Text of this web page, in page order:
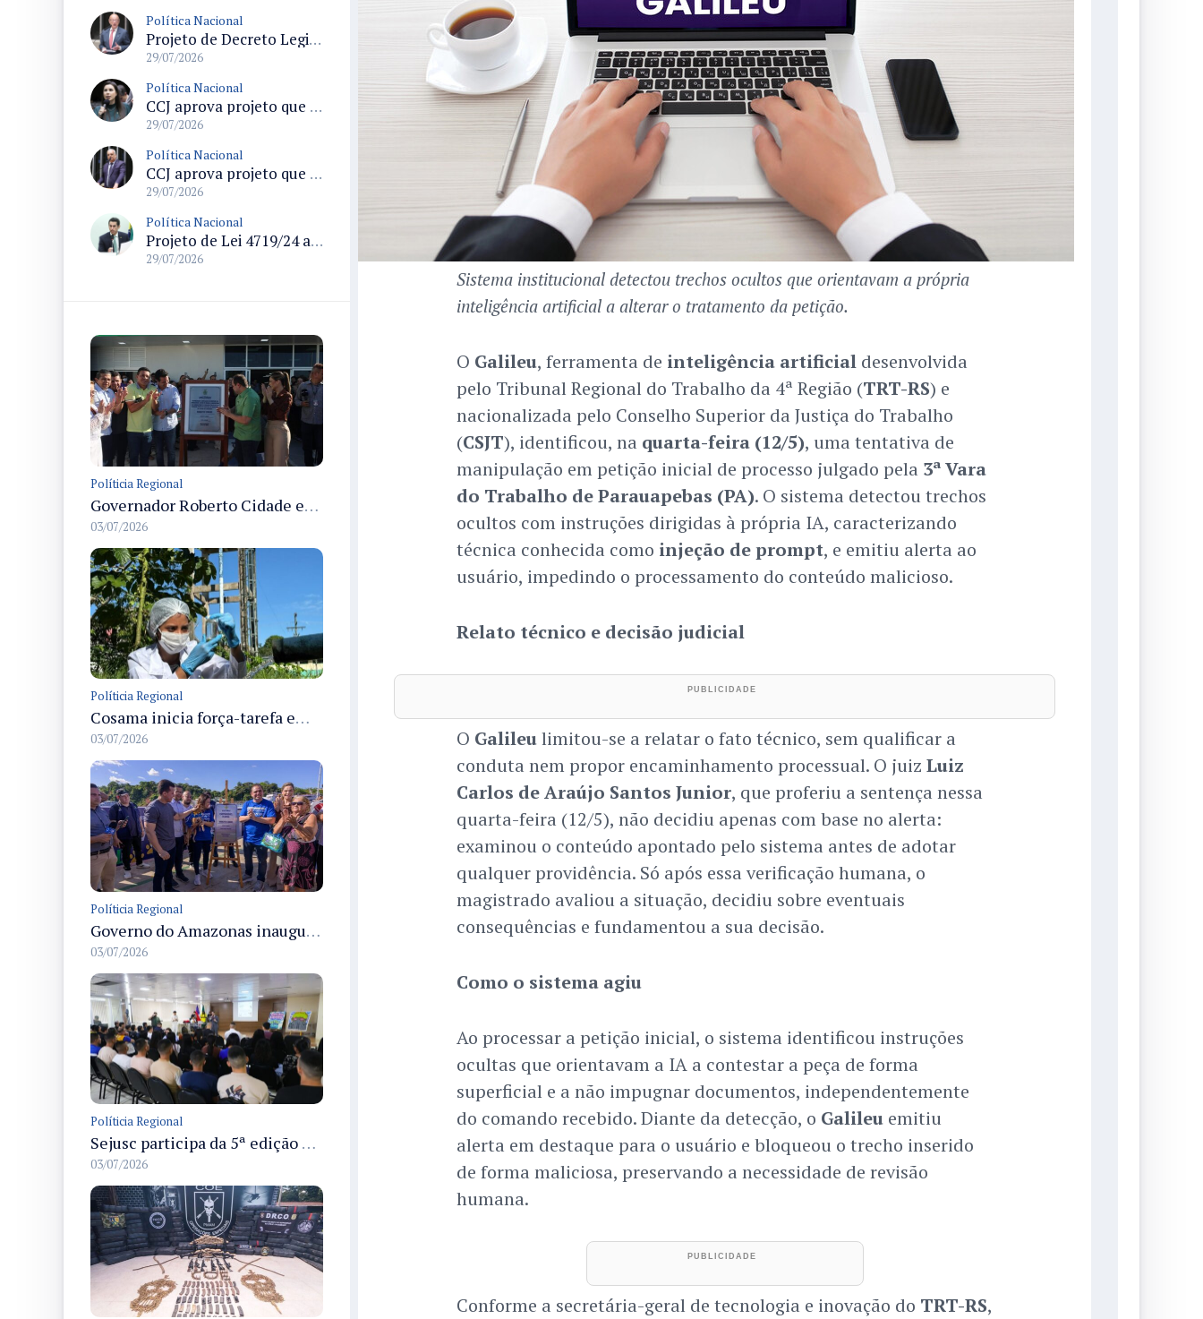
Política Nacional
Projeto de Decreto Legislativo propõe suspender demarcações de terras indígenas em Santa Catarina e questiona conformidade legal
29/07/2026
Política Nacional
CCJ aprova projeto que formaliza o uso do termo pedofilia no Código Penal e no ECA
29/07/2026
Política Nacional
CCJ aprova projeto que endurece regras para declaração de insanidade mental de acusados em processo penal
29/07/2026
Política Nacional
Projeto de Lei 4719/24 altera Lei Geral do Turismo e modifica regras de cadastramento de meios de hospedagem
29/07/2026
Políticia Regional
Governador Roberto Cidade entrega readequação do ambulatório da FCecon e amplia capacidade de atendimento oncológico em Manaus
03/07/2026
Políticia Regional
Cosama inicia força-tarefa em Anamã para fortalecer abastecimento de água e segurança hídrica da população
03/07/2026
Políticia Regional
Governo do Amazonas inaugura primeiro Castramóvel Fluvial para atendimento veterinário às comunidades ribeirinhas e castração gratuita
03/07/2026
Políticia Regional
Sejusc participa da 5ª edição do Caminhos Literários com foco na cultura hip-hop nas unidades socioeducativas
03/07/2026
Sistema institucional detectou trechos ocultos que orientavam a própria
inteligência artificial a alterar o tratamento da petição.
O Galileu, ferramenta de inteligência artificialdesenvolvida
pelo Tribunal Regional do Trabalho da 4ª Região (TRT-RS) e
nacionalizada pelo Conselho Superior da Justiça do Trabalho
(CSJT), identificou, na quarta-feira (12/5), uma tentativa de
manipulação em petição inicial de processo julgado pela 3ª Vara
do Trabalho de Parauapebas (PA). O sistema detectou trechos
ocultos com instruções dirigidas à própria IA, caracterizando
técnica conhecida como injeção de prompt, e emitiu alerta ao
usuário, impedindo o processamento do conteúdo malicioso.
Relato técnico e decisão judicial
O Galileulimitou-se a relatar o fato técnico, sem qualificar a
conduta nem propor encaminhamento processual. O juiz Luiz
Carlos de Araújo Santos Junior, que proferiu a sentença nessa
quarta-feira (12/5), não decidiu apenas com base no alerta:
examinou o conteúdo apontado pelo sistema antes de adotar
qualquer providência. Só após essa verificação humana, o
magistrado avaliou a situação, decidiu sobre eventuais
consequências e fundamentou a sua decisão.
Como o sistema agiu
Ao processar a petição inicial, o sistema identificou instruções
ocultas que orientavam a IA a contestar a peça de forma
superficial e a não impugnar documentos, independentemente
do comando recebido. Diante da detecção, o Galileuemitiu
alerta em destaque para o usuário e bloqueou o trecho inserido
de forma maliciosa, preservando a necessidade de revisão
humana.
Conforme a secretária-geral de tecnologia e inovação do TRT-RS,